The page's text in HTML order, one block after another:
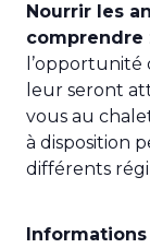
Nourrir les
comprendre
l’opportunité
leur seront
vous au
à disposition
différents